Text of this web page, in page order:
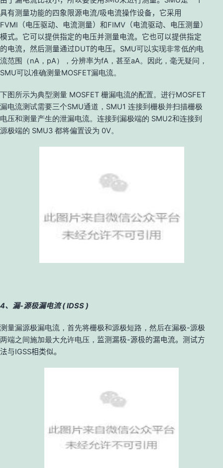
具有测量功能的四象限源电流/吸电流操作设备，它采用
FVMI（电压驱动、电流测量）和FIMV（电流驱动、电压测量）
模式。它可以提供指定的电压并测量电流。它也可以提供指定
的电流，然后测量通过DUT的电压。 SMU可以实现非常低的电
流范围（nA，pA），分辨率为fA，甚至aA。 因此，毫无疑问，
SMU可以准确测量MOSFET漏电流。
下图 所示为典型测量 MOSFET 栅漏电流的配置。进行MOSFET
漏电流测试需要三个SMU通道，SMU1 连接到栅极并扫描栅极
电压和测量产生的泄漏电流。连接到漏极端的 SMU2和连接到
源极端的 SMU3 都将偏置设为 0V。
4、漏-源极漏电流 ( IDSS )
测量漏源极漏电流，首先将栅极和源极短路，然后在漏极-源极
两端之间施加最大允许电压， 监测漏极-源极的漏电流。测试方
法与IGSS相类似。